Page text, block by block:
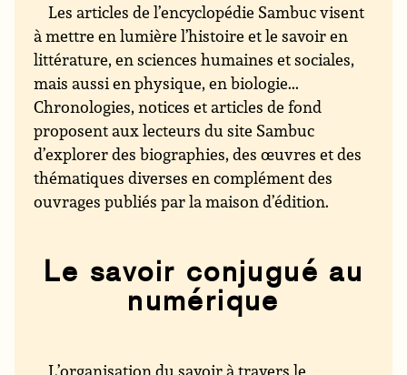
Les articles de l’encyclopédie Sambuc visent
à mettre en lumière l’histoire et le savoir en
littérature, en sciences humaines et sociales,
mais aussi en physique, en biologie...
Chronologies, notices et articles de fond
proposent aux lecteurs du site Sambuc
d’explorer des biographies, des œuvres et des
thématiques diverses en complément des
ouvrages publiés par la maison d’édition.
Le savoir conjugué au
numérique